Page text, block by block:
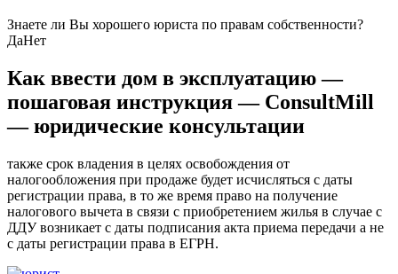
Знаете ли Вы хорошего юриста по правам собственности?
ДаНет
Как ввести дом в эксплуатацию —
пошаговая инструкция — ConsultMill
— юридические консультации
также срок владения в целях освобождения от
налогообложения при продаже будет исчисляться с даты
регистрации права, в то же время право на получение
налогового вычета в связи с приобретением жилья в случае с
ДДУ возникает с даты подписания акта приема передачи а не
с даты регистрации права в ЕГРН.